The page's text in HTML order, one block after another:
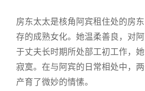
房东太太是核角阿宾租住处的房
存的成熟女化。她温柔善良，对
于丈夫长时期所处部工初工作，
寂寞。在与阿宾的日常相处中，
产育了微妙的情愫。